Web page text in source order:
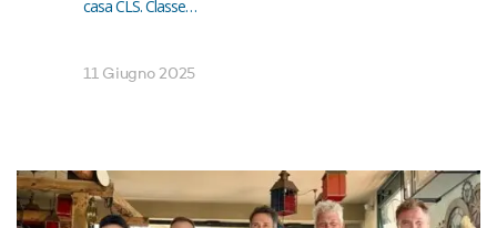
casa CLS. Classe…
11 Giugno 2025